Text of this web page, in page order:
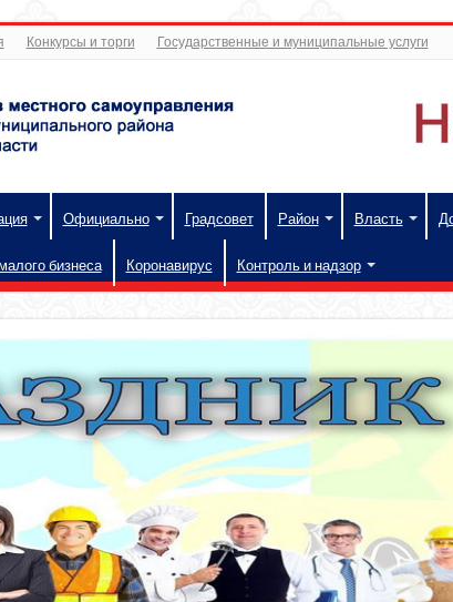
Конкурсы и торги Государственные и муниципальные услуги
Официально Градсовет Район Власть
бизнеса Коронавирус Контроль и надзор